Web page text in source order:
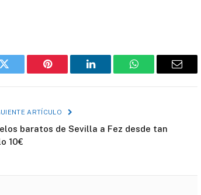
Twitter Pinterest LinkedIn WhatsAppCorreo
ARTÍCULO
baratos de Sevilla a Fez desde tan
10€